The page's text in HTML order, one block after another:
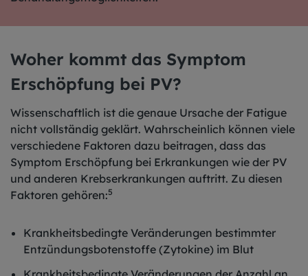
Woher kommt das Symptom
Erschöpfung bei PV?
Wissenschaftlich ist die genaue Ursache der Fatigue
nicht vollständig geklärt. Wahrscheinlich können viele
verschiedene Faktoren dazu beitragen, dass das
Symptom Erschöpfung bei Erkrankungen wie der PV
und anderen Krebserkrankungen auftritt. Zu diesen
Faktoren gehören:5
Krankheitsbedingte Veränderungen bestimmter
Entzündungsbotenstoffe (Zytokine) im Blut